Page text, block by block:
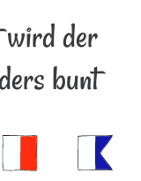
wird der
bunt